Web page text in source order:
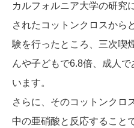
カルフォルニア大学の研究
されたコットンクロスから
験を行ったところ、三次喫
んや子どもで6.8倍、成人
います。
さらに、そのコットンクロ
中の亜硝酸と反応すること